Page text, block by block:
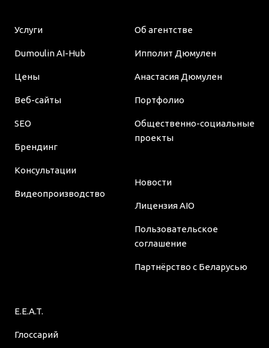
Услуги
Dumoulin AI-Hub
Цены
Веб-сайты
SEO
Брендинг
Консультации
Видеопроизводство
Об агентстве
Ипполит Дюмулен
Анастасия Дюмулен
Портфолио
Общественно-социальные
проекты
Новости
Лицензия AIO
Пользовательское
соглашение
Партнёрство с Беларусью
E.E.A.T.
Глоссарий